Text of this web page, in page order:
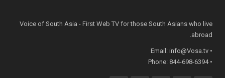
Voice of South Asia - First Web TV for those South Asians who live
abroad.
• Email:
info@Vosa.tv
• Phone: 844-698-6394